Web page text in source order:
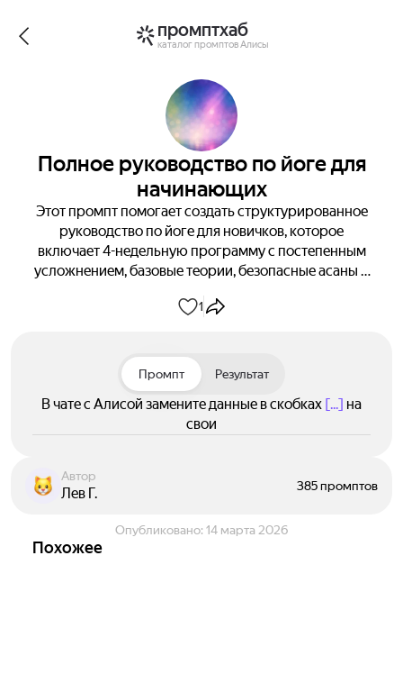
промптхаб
каталог промптов Алисы
Полное руководство по йоге для
начинающих
Этот промпт помогает создать структурированное
руководство по йоге для новичков, которое
включает 4-недельную программу с постепенным
усложнением, базовые теории, безопасные асаны и
снижения стресса.
1
Промпт Результат
В чате с Алисой замените данные в скобках [...] на
свои
Автор
Лев Г. 385 промптов
Опубликовано: 14 марта 2026
Похожее